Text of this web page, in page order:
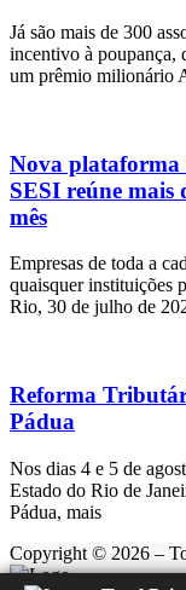
Já são mais de 300
incentivo à poupança,
um prêmio milionário
Nova plataforma
SESI reúne mais
mês
Empresas de toda a
quaisquer instituições
Rio, 30 de julho de
Reforma
Pádua
Nos dias 4 e 5 de
Estado do Rio de
Pádua, mais
Copyright © 2026 –